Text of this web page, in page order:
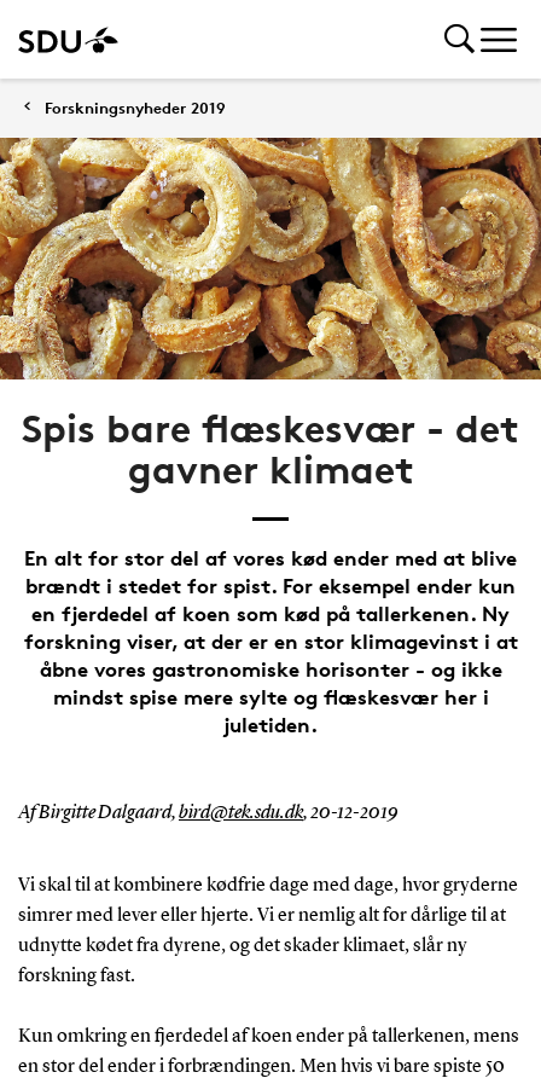
Forskningsnyheder 2019
Spis bare flæskesvær - det
gavner klimaet
En alt for stor del af vores kød ender med at blive
brændt i stedet for spist. For eksempel ender kun
en fjerdedel af koen som kød på tallerkenen. Ny
forskning viser, at der er en stor klimagevinst i at
åbne vores gastronomiske horisonter - og ikke
mindst spise mere sylte og flæskesvær her i
juletiden.
Af Birgitte Dalgaard,bird@tek.sdu.dk,20-12-2019
Vi skal til at kombinere kødfrie dage med dage, hvor gryderne
simrer med lever eller hjerte. Vi er nemlig alt for dårlige til at
udnytte kødet fra dyrene, og det skader klimaet, slår ny
forskning fast.
Kun omkring en fjerdedel af koen ender på tallerkenen, mens
en stor del ender i forbrændingen. Men hvis vi bare spiste 50